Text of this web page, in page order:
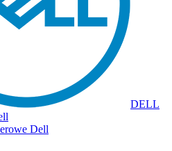
DELL
Dell